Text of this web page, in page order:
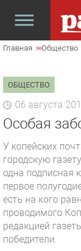
Главная Общество
ОБЩЕСТВО
06 августа
Особая
У копейских
городскую
одна подписная
первое
есть на кого
проводимого
редакцией
победители.